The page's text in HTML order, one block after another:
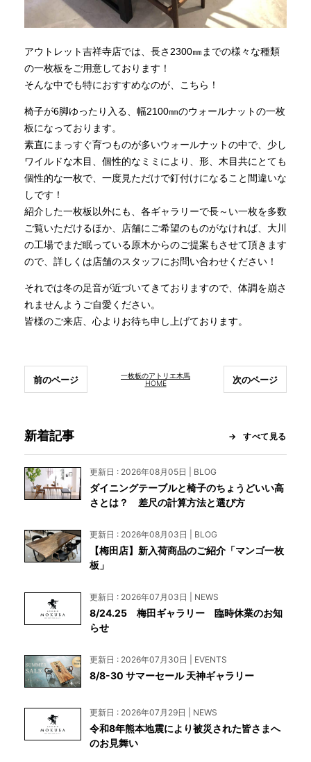
アウトレット吉祥寺店では、長さ2300㎜までの様々な種類
の一枚板をご用意しております！
そんな中でも特におすすめなのが、こちら！
椅子が6脚ゆったり入る、幅2100㎜のウォールナットの一枚
板になっております。
素直にまっすぐ育つものが多いウォールナットの中で、少し
ワイルドな木目、個性的なミミにより、形、木目共にとても
個性的な一枚で、一度見ただけで釘付けになること間違いな
しです！
紹介した一枚板以外にも、各ギャラリーで長～い一枚を多数
ご覧いただけるほか、店舗にご希望のものがなければ、大川
の工場でまだ眠っている原木からのご提案もさせて頂きます
ので、詳しくは店舗のスタッフにお問い合わせください！
それでは冬の足音が近づいてきておりますので、体調を崩さ
れませんようご自愛ください。
皆様のご来店、心よりお待ち申し上げております。
一枚板のアトリエ木馬
HOME
前のページ 次のページ
新着記事 すべて見る
更新日 : 2026年08月05日 | BLOG
ダイニングテーブルと椅子のちょうどいい高
さとは？ 差尺の計算方法と選び方
更新日 : 2026年08月03日 | BLOG
【梅田店】新入荷商品のご紹介「マンゴ一枚
板」
更新日 : 2026年07月03日 | NEWS
8/24.25 梅田ギャラリー 臨時休業のお知
らせ
更新日 : 2026年07月30日 | EVENTS
8/8-30 サマーセール 天神ギャラリー
更新日 : 2026年07月29日 | NEWS
令和8年熊本地震により被災された皆さまへ
のお見舞い